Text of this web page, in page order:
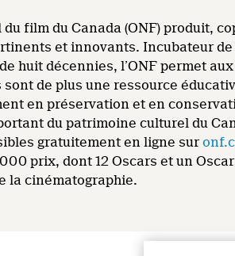
film du Canada (ONF) produit,
et innovants. Incubateur
huit décennies, l’ONF permet
de plus une ressource
en préservation et en
du patrimoine culturel du
gratuitement en ligne sur
prix, dont 12 Oscars et un
la cinématographie.